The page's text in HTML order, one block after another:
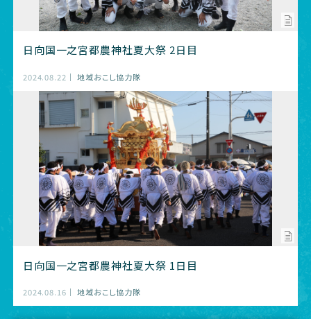
日向国一之宮都農神社夏大祭 2日目
2024.08.22 地域おこし協力隊
日向国一之宮都農神社夏大祭 1日目
2024.08.16 地域おこし協力隊